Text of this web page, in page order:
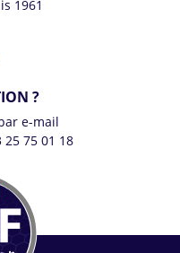
1961
?
e-mail
75 01 18